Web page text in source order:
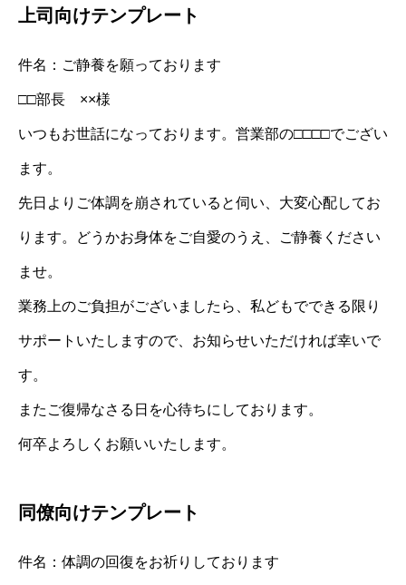
上司向けテンプレート
件名：ご静養を願っております
□□部長 ××様
いつもお世話になっております。営業部の□□□□でござい
ます。
先日よりご体調を崩されていると伺い、大変心配してお
ります。どうかお身体をご自愛のうえ、ご静養ください
ませ。
業務上のご負担がございましたら、私どもでできる限り
サポートいたしますので、お知らせいただければ幸いで
す。
またご復帰なさる日を心待ちにしております。
何卒よろしくお願いいたします。
同僚向けテンプレート
件名：体調の回復をお祈りしております